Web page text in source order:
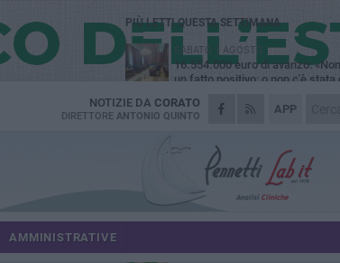
APP
NOTIZIE DA CORATO
DIRETTORE ANTONIO QUINTO
AMMINISTRATIVE
PIÙ LETTI QUESTA SETTIMANA
SABATO 1 AGOSTO
16.554.000 euro di avanzo:
un fatto positivo: o non c'è stata
MERCOLEDÌ 5 AGOSTO
Chiuso momentaneamente
SABATO 1 AGOSTO
Centro storico, l'assessore
risponde agli esercenti: «Siamo
GIOVEDÌ 6 AGOSTO
Gelato di San Domenico: il
MERCOLEDÌ 5 AGOSTO